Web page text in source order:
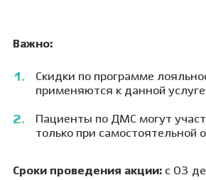
Важно:
Скидки по программе
применяются к данной
Пациенты по ДМС могут
только при самостоятельной
Сроки проведения акции: с 03